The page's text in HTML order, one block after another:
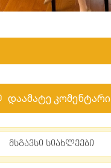
დაამატე კომენტარი
მსგავსი სიახლეები